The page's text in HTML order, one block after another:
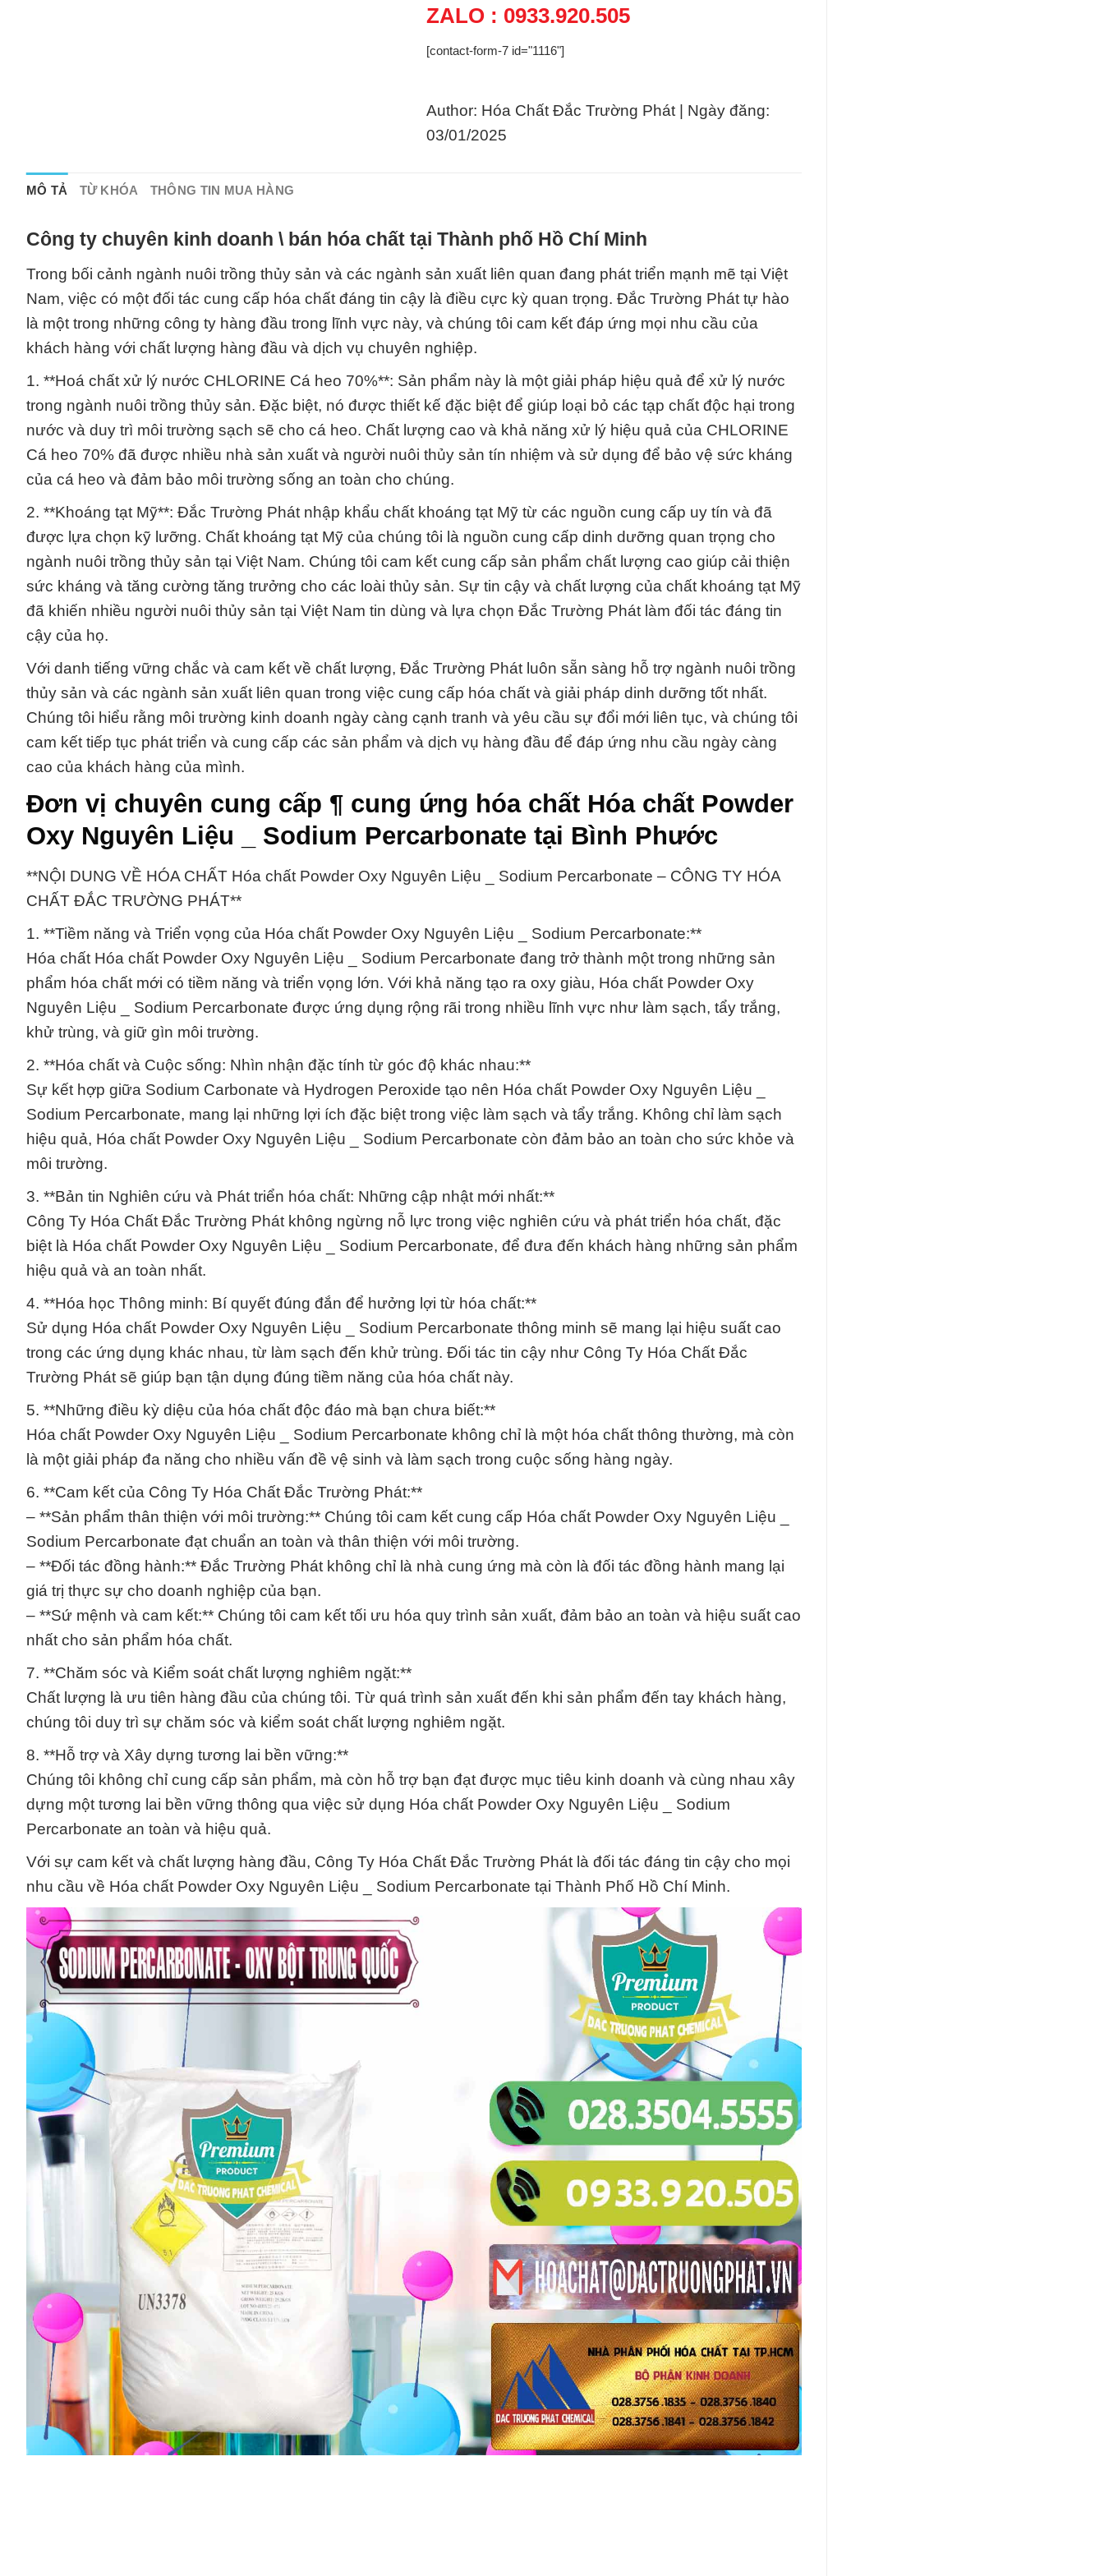
ZALO : 0933.920.505
[contact-form-7 id="1116"]
Author: Hóa Chất Đắc Trường Phát | Ngày đăng:
03/01/2025
MÔ TẢ TỪ KHÓA THÔNG TIN MUA HÀNG
Công ty chuyên kinh doanh \ bán hóa chất tại Thành phố Hồ Chí Minh
Trong bối cảnh ngành nuôi trồng thủy sản và các ngành sản xuất liên quan đang phát triển mạnh mẽ tại Việt
Nam, việc có một đối tác cung cấp hóa chất đáng tin cậy là điều cực kỳ quan trọng. Đắc Trường Phát tự hào
là một trong những công ty hàng đầu trong lĩnh vực này, và chúng tôi cam kết đáp ứng mọi nhu cầu của
khách hàng với chất lượng hàng đầu và dịch vụ chuyên nghiệp.
1. **Hoá chất xử lý nước CHLORINE Cá heo 70%**: Sản phẩm này là một giải pháp hiệu quả để xử lý nước
trong ngành nuôi trồng thủy sản. Đặc biệt, nó được thiết kế đặc biệt để giúp loại bỏ các tạp chất độc hại trong
nước và duy trì môi trường sạch sẽ cho cá heo. Chất lượng cao và khả năng xử lý hiệu quả của CHLORINE
Cá heo 70% đã được nhiều nhà sản xuất và người nuôi thủy sản tín nhiệm và sử dụng để bảo vệ sức kháng
của cá heo và đảm bảo môi trường sống an toàn cho chúng.
2. **Khoáng tạt Mỹ**: Đắc Trường Phát nhập khẩu chất khoáng tạt Mỹ từ các nguồn cung cấp uy tín và đã
được lựa chọn kỹ lưỡng. Chất khoáng tạt Mỹ của chúng tôi là nguồn cung cấp dinh dưỡng quan trọng cho
ngành nuôi trồng thủy sản tại Việt Nam. Chúng tôi cam kết cung cấp sản phẩm chất lượng cao giúp cải thiện
sức kháng và tăng cường tăng trưởng cho các loài thủy sản. Sự tin cậy và chất lượng của chất khoáng tạt Mỹ
đã khiến nhiều người nuôi thủy sản tại Việt Nam tin dùng và lựa chọn Đắc Trường Phát làm đối tác đáng tin
cậy của họ.
Với danh tiếng vững chắc và cam kết về chất lượng, Đắc Trường Phát luôn sẵn sàng hỗ trợ ngành nuôi trồng
thủy sản và các ngành sản xuất liên quan trong việc cung cấp hóa chất và giải pháp dinh dưỡng tốt nhất.
Chúng tôi hiểu rằng môi trường kinh doanh ngày càng cạnh tranh và yêu cầu sự đổi mới liên tục, và chúng tôi
cam kết tiếp tục phát triển và cung cấp các sản phẩm và dịch vụ hàng đầu để đáp ứng nhu cầu ngày càng
cao của khách hàng của mình.
Đơn vị chuyên cung cấp ¶ cung ứng hóa chất Hóa chất Powder
Oxy Nguyên Liệu _ Sodium Percarbonate tại Bình Phước
**NỘI DUNG VỀ HÓA CHẤT Hóa chất Powder Oxy Nguyên Liệu _ Sodium Percarbonate – CÔNG TY HÓA
CHẤT ĐẮC TRƯỜNG PHÁT**
1. **Tiềm năng và Triển vọng của Hóa chất Powder Oxy Nguyên Liệu _ Sodium Percarbonate:**
Hóa chất Hóa chất Powder Oxy Nguyên Liệu _ Sodium Percarbonate đang trở thành một trong những sản
phẩm hóa chất mới có tiềm năng và triển vọng lớn. Với khả năng tạo ra oxy giàu, Hóa chất Powder Oxy
Nguyên Liệu _ Sodium Percarbonate được ứng dụng rộng rãi trong nhiều lĩnh vực như làm sạch, tẩy trắng,
khử trùng, và giữ gìn môi trường.
2. **Hóa chất và Cuộc sống: Nhìn nhận đặc tính từ góc độ khác nhau:**
Sự kết hợp giữa Sodium Carbonate và Hydrogen Peroxide tạo nên Hóa chất Powder Oxy Nguyên Liệu _
Sodium Percarbonate, mang lại những lợi ích đặc biệt trong việc làm sạch và tẩy trắng. Không chỉ làm sạch
hiệu quả, Hóa chất Powder Oxy Nguyên Liệu _ Sodium Percarbonate còn đảm bảo an toàn cho sức khỏe và
môi trường.
3. **Bản tin Nghiên cứu và Phát triển hóa chất: Những cập nhật mới nhất:**
Công Ty Hóa Chất Đắc Trường Phát không ngừng nỗ lực trong việc nghiên cứu và phát triển hóa chất, đặc
biệt là Hóa chất Powder Oxy Nguyên Liệu _ Sodium Percarbonate, để đưa đến khách hàng những sản phẩm
hiệu quả và an toàn nhất.
4. **Hóa học Thông minh: Bí quyết đúng đắn để hưởng lợi từ hóa chất:**
Sử dụng Hóa chất Powder Oxy Nguyên Liệu _ Sodium Percarbonate thông minh sẽ mang lại hiệu suất cao
trong các ứng dụng khác nhau, từ làm sạch đến khử trùng. Đối tác tin cậy như Công Ty Hóa Chất Đắc
Trường Phát sẽ giúp bạn tận dụng đúng tiềm năng của hóa chất này.
5. **Những điều kỳ diệu của hóa chất độc đáo mà bạn chưa biết:**
Hóa chất Powder Oxy Nguyên Liệu _ Sodium Percarbonate không chỉ là một hóa chất thông thường, mà còn
là một giải pháp đa năng cho nhiều vấn đề vệ sinh và làm sạch trong cuộc sống hàng ngày.
6. **Cam kết của Công Ty Hóa Chất Đắc Trường Phát:**
– **Sản phẩm thân thiện với môi trường:** Chúng tôi cam kết cung cấp Hóa chất Powder Oxy Nguyên Liệu _
Sodium Percarbonate đạt chuẩn an toàn và thân thiện với môi trường.
– **Đối tác đồng hành:** Đắc Trường Phát không chỉ là nhà cung ứng mà còn là đối tác đồng hành mang lại
giá trị thực sự cho doanh nghiệp của bạn.
– **Sứ mệnh và cam kết:** Chúng tôi cam kết tối ưu hóa quy trình sản xuất, đảm bảo an toàn và hiệu suất cao
nhất cho sản phẩm hóa chất.
7. **Chăm sóc và Kiểm soát chất lượng nghiêm ngặt:**
Chất lượng là ưu tiên hàng đầu của chúng tôi. Từ quá trình sản xuất đến khi sản phẩm đến tay khách hàng,
chúng tôi duy trì sự chăm sóc và kiểm soát chất lượng nghiêm ngặt.
8. **Hỗ trợ và Xây dựng tương lai bền vững:**
Chúng tôi không chỉ cung cấp sản phẩm, mà còn hỗ trợ bạn đạt được mục tiêu kinh doanh và cùng nhau xây
dựng một tương lai bền vững thông qua việc sử dụng Hóa chất Powder Oxy Nguyên Liệu _ Sodium
Percarbonate an toàn và hiệu quả.
Với sự cam kết và chất lượng hàng đầu, Công Ty Hóa Chất Đắc Trường Phát là đối tác đáng tin cậy cho mọi
nhu cầu về Hóa chất Powder Oxy Nguyên Liệu _ Sodium Percarbonate tại Thành Phố Hồ Chí Minh.